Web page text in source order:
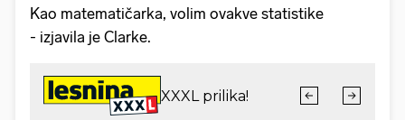
Kao matematičarka, volim ovakve statistike
- izjavila je Clarke.